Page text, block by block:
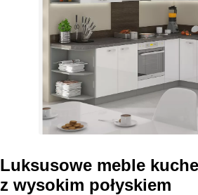
Luksusowe meble
z wysokim połyskiem